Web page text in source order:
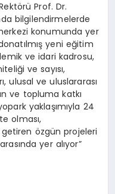
Prof. Dr.
bilgilendirmelerde
konumunda yer
yeni eğitim
ve idari kadrosu,
ve sayısı,
ulusal ve uluslararası
ve topluma katkı
yaklaşımıyla 24
olması,
özgün projeleri
yer alıyor”